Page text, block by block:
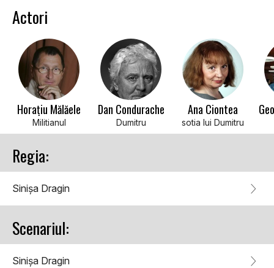
Actori
Horațiu Mălăele
Militianul
Dan Condurache
Dumitru
Ana Ciontea
sotia lui Dumitru
Regia:
Sinișa Dragin
Scenariul:
Sinișa Dragin